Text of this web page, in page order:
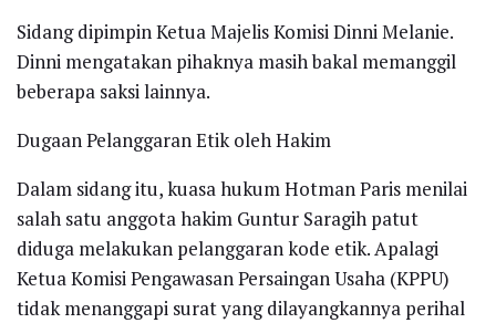
Sidang dipimpin Ketua Majelis Komisi Dinni Melanie.
Dinni mengatakan pihaknya masih bakal memanggil
beberapa saksi lainnya.
Dugaan Pelanggaran Etik oleh Hakim
Dalam sidang itu, kuasa hukum Hotman Paris menilai
salah satu anggota hakim Guntur Saragih patut
diduga melakukan pelanggaran kode etik. Apalagi
Ketua Komisi Pengawasan Persaingan Usaha (KPPU)
tidak menanggapi surat yang dilayangkannya perihal